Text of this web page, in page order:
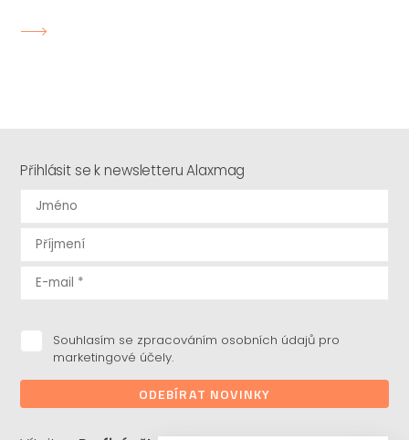
Přihlásit se k newsletteru Alaxmag
Souhlasím se zpracováním osobních údajů pro
marketingové účely.
ODEBÍRAT NOVINKY